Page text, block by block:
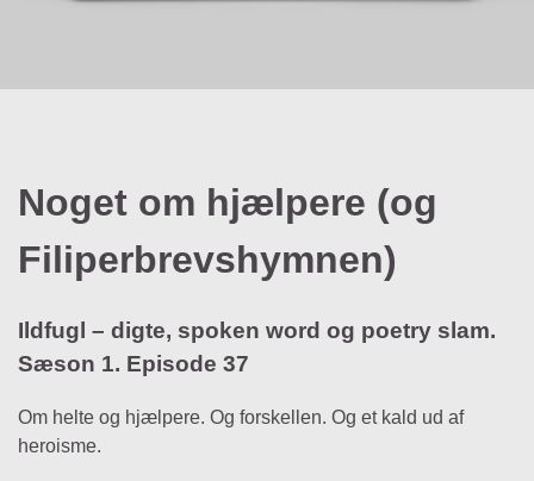
Noget om hjælpere (og
Filiperbrevshymnen)
Ildfugl – digte, spoken word og poetry slam.
Sæson 1. Episode 37
Om helte og hjælpere. Og forskellen. Og et kald ud af
heroisme.